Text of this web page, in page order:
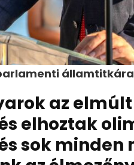
az
elhoztak
sok